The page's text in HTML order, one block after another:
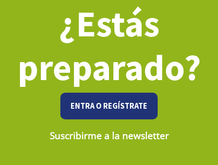
¿Estás
preparado?
ENTRA O REGÍSTRATE
Suscribirme a la newsletter